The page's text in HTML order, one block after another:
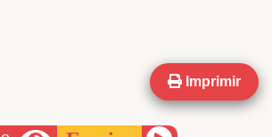
Imprimir